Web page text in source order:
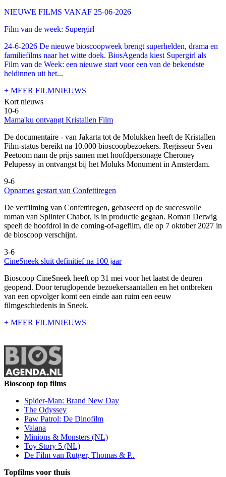
NIEUWE FILMS VANAF 25-06-2026
Film van de week: Supergirl
24-6-2026 De nieuwe bioscoopweek brengt superhelden, drama en
familiefilms naar het witte doek. BiosAgenda kiest Supergirl als
Film van de Week: een nieuwe start voor een van de bekendste
heldinnen uit het...
+ MEER FILMNIEUWS
Kort nieuws
10-6
Mama'ku ontvangt Kristallen Film
De documentaire - van Jakarta tot de Molukken heeft de Kristallen
Film-status bereikt na 10.000 bioscoopbezoekers. Regisseur Sven
Peetoom nam de prijs samen met hoofdpersonage Cheroney
Pelupessy in ontvangst bij het Moluks Monument in Amsterdam.
9-6
Opnames gestart van Confettiregen
De verfilming van Confettiregen, gebaseerd op de succesvolle
roman van Splinter Chabot, is in productie gegaan. Roman Derwig
speelt de hoofdrol in de coming-of-agefilm, die op 7 oktober 2027 in
de bioscoop verschijnt.
3-6
CineSneek sluit definitief na 100 jaar
Bioscoop CineSneek heeft op 31 mei voor het laatst de deuren
geopend. Door teruglopende bezoekersaantallen en het ontbreken
van een opvolger komt een einde aan ruim een eeuw
filmgeschiedenis in Sneek.
+ MEER FILMNIEUWS
Bioscoop top films
Spider-Man: Brand New Day
The Odyssey
Paw Patrol: De Dinofilm
Vaiana
Minions & Monsters (NL)
Toy Story 5 (NL)
De Film van Rutger, Thomas & P..
Topfilms voor thuis